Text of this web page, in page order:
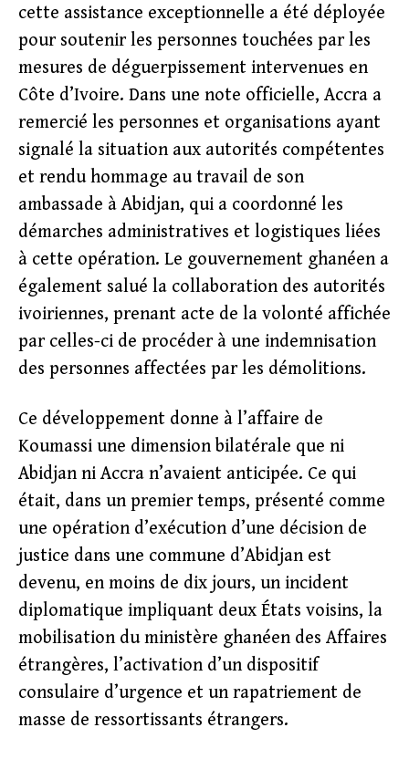
cette assistance exceptionnelle a été déployée
pour soutenir les personnes touchées par les
mesures de déguerpissement intervenues en
Côte d’Ivoire. Dans une note officielle, Accra a
remercié les personnes et organisations ayant
signalé la situation aux autorités compétentes
et rendu hommage au travail de son
ambassade à Abidjan, qui a coordonné les
démarches administratives et logistiques liées
à cette opération. Le gouvernement ghanéen a
également salué la collaboration des autorités
ivoiriennes, prenant acte de la volonté affichée
par celles-ci de procéder à une indemnisation
des personnes affectées par les démolitions.
Ce développement donne à l’affaire de
Koumassi une dimension bilatérale que ni
Abidjan ni Accra n’avaient anticipée. Ce qui
était, dans un premier temps, présenté comme
une opération d’exécution d’une décision de
justice dans une commune d’Abidjan est
devenu, en moins de dix jours, un incident
diplomatique impliquant deux États voisins, la
mobilisation du ministère ghanéen des Affaires
étrangères, l’activation d’un dispositif
consulaire d’urgence et un rapatriement de
masse de ressortissants étrangers.